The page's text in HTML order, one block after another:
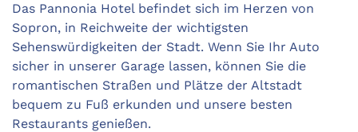
Das Pannonia Hotel befindet sich im Herzen von
Sopron, in Reichweite der wichtigsten
Sehenswürdigkeiten der Stadt. Wenn Sie Ihr Auto
sicher in unserer Garage lassen, können Sie die
romantischen Straßen und Plätze der Altstadt
bequem zu Fuß erkunden und unsere besten
Restaurants genießen.